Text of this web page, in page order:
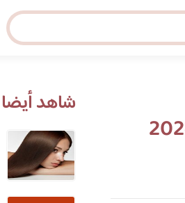
العصرية
يهمك
شاهد أيضا